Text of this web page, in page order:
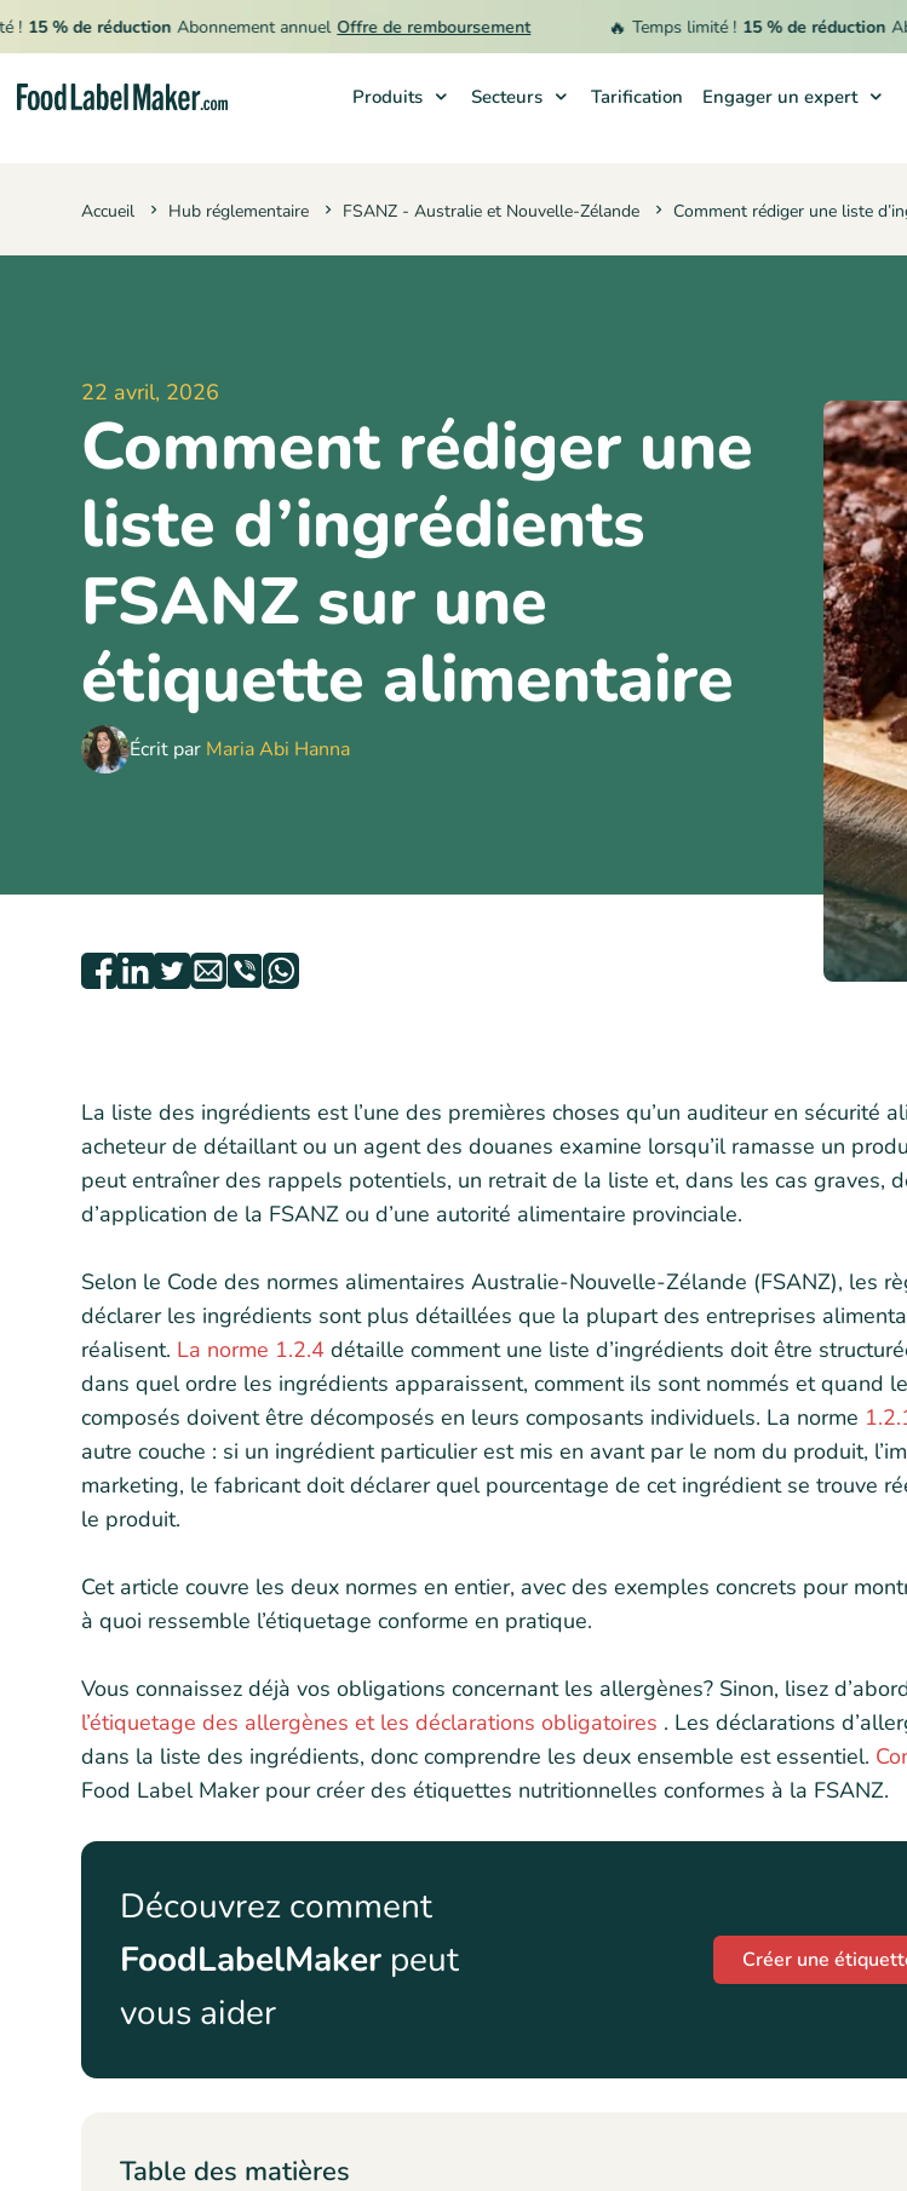
% de réduction Abonnement annuel Offre de remboursement Temps limité ! 15 % de réduction
Produits Secteurs Tarification Engager un expert
Accueil Hub réglementaire FSANZ - Australie et Nouvelle-Zélande Comment rédiger une liste
22 avril, 2026
Comment rédiger une
liste d’ingrédients
FSANZ sur une
étiquette alimentaire
Écrit par Maria Abi Hanna
La liste des ingrédients est l’une des premières choses qu’un auditeur en sécurité
acheteur de détaillant ou un agent des douanes examine lorsqu’il ramasse un
peut entraîner des rappels potentiels, un retrait de la liste et, dans les cas graves,
d’application de la FSANZ ou d’une autorité alimentaire provinciale.
Selon le Code des normes alimentaires Australie-Nouvelle-Zélande (FSANZ), les
déclarer les ingrédients sont plus détaillées que la plupart des entreprises
réalisent. La norme 1.2.4 détaille comment une liste d’ingrédients doit être
dans quel ordre les ingrédients apparaissent, comment ils sont nommés et quand
composés doivent être décomposés en leurs composants individuels. La norme
autre couche : si un ingrédient particulier est mis en avant par le nom du produit,
marketing, le fabricant doit déclarer quel pourcentage de cet ingrédient se trouve
le produit.
Cet article couvre les deux normes en entier, avec des exemples concrets pour
à quoi ressemble l’étiquetage conforme en pratique.
Vous connaissez déjà vos obligations concernant les allergènes? Sinon, lisez
l’étiquetage des allergènes et les déclarations obligatoires . Les déclarations
dans la liste des ingrédients, donc comprendre les deux ensemble est essentiel.
Food Label Maker pour créer des étiquettes nutritionnelles conformes à la FSANZ.
Découvrez comment
FoodLabelMaker peut
vous aider
Créer une
Table des matières
Secteurs